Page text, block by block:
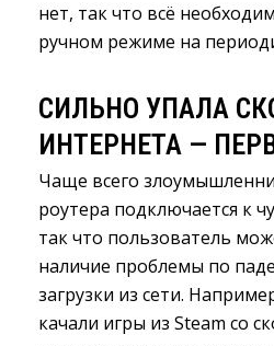
нет, так что всё
ручном режиме на
СИЛЬНО УПАЛА
ИНТЕРНЕТА —
Чаще всего
роутера подключается к
так что пользователь
наличие проблемы по
загрузки из сети.
качали игры из Steam со